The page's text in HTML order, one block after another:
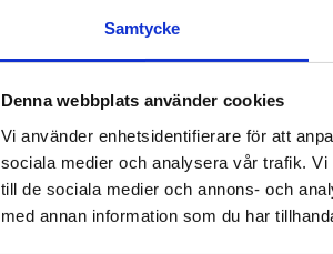
Samtycke
Denna webbplats använder cookies
Vi använder enhetsidentifierare för att
sociala medier och analysera vår trafik.
till de sociala medier och annons- och
med annan information som du har